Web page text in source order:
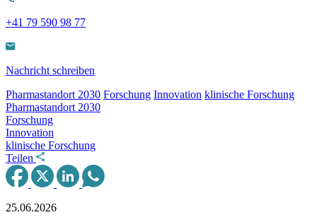
+41 79 590 98 77
Nachricht schreiben
Pharmastandort 2030 Forschung Innovation klinische Forschung
Pharmastandort 2030
Forschung
Innovation
klinische Forschung
Teilen
25.06.2026